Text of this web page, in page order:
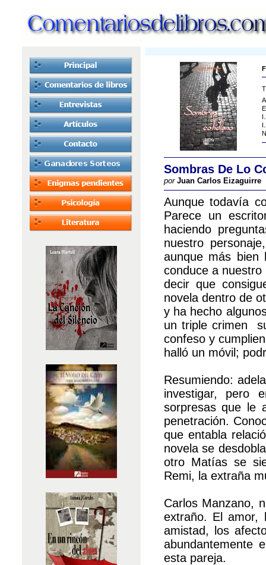
Sombras De Lo
por Juan Carlos Eizaguirre
Aunque todavía
Parece un
haciendo
nuestro
aunque más bien
conduce a
decir que
novela dentro de
y ha hecho
un triple crimen
confeso y
halló un móvil;
Resumiendo:
investigar, pero
sorpresas que le
penetración.
que entabla
novela se
otro Matías se
Remi, la extraña
Carlos Manzano,
extraño. El amor,
amistad, los
abundantemente
esta pareja.